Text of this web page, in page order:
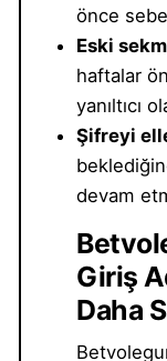
önce
Eski
haftalar
yanıltıcı
Şifreyi
devam
Giriş
Daha